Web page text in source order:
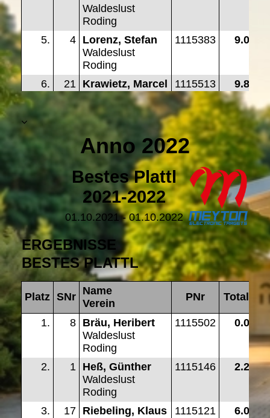
Anno 2022